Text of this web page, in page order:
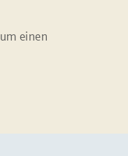
einen